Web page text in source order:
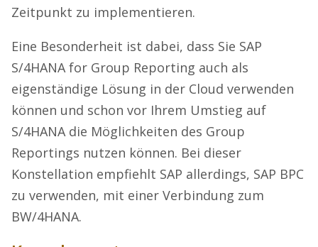
Zeitpunkt zu implementieren.
Eine Besonderheit ist dabei, dass Sie SAP
S/4HANA for Group Reporting auch als
eigenständige Lösung in der Cloud verwenden
können und schon vor Ihrem Umstieg auf
S/4HANA die Möglichkeiten des Group
Reportings nutzen können. Bei dieser
Konstellation empfiehlt SAP allerdings, SAP BPC
zu verwenden, mit einer Verbindung zum
BW/4HANA.